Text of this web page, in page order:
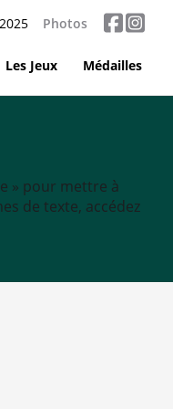
Photos
Les Jeux Médailles
» pour mettre à
de texte, accédez